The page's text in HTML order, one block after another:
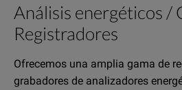
Análisis energéticos /
Registradores
Ofrecemos una amplia gama de
grabadores de analizadores